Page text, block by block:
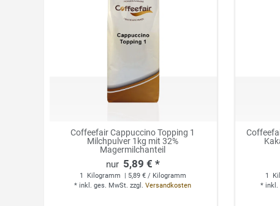
Coffeefair Cappuccino Topping 1
Milchpulver 1kg mit 32%
Magermilchanteil
5,89 € *
1 Kilogramm
| 5,89 € / Kilogramm
*inkl. ges. MwSt. zzgl.Versandkosten
1
* inkl.